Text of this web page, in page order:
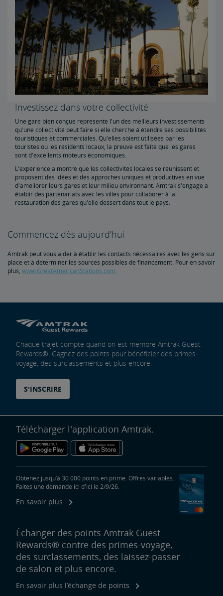
Département de police d'Amtrak
FOIA
Instructions for Submitting a FOIA Request
Travel Agent Resource Center
Agent de voyage d'affaires
Échanges et remboursements
Envoyer des éloges à un employé
Partenaires et alliances
Amtrak - Projets de marchés
Immobilier
Infrastructures municipales
Locations, Droits d'usage
Propriété
Planification d'événements spéciaux
Vente et location
Possibilités de publicité Amtrak
Coordonnées du service immobilier
Restauration de l'environnement
L'avenir des voies ferrées
Amtrak Airo
La prochaine génération d'Acela
Améliorations de l'infrastructure
Le Northeast Corridor
Portail des subventions d’Amtrak
Investissez dans votre collectivité
Une gare bien conçue représente l'un des meilleurs investissements
qu'une collectivité peut faire si elle cherche à étendre ses possibilités
touristiques et commerciales. Qu'elles soient utilisées par les
touristes ou les résidents locaux, la preuve est faite que les gares
sont d'excellents moteurs économiques.
L'expérience a montré que les collectivités locales se réunissent et
proposent des idées et des approches uniques et productives en vue
d'améliorer leurs gares et leur milieu environnant. Amtrak s'engage à
établir des partenariats avec les villes pour collaborer à la
restauration des gares qu'elle dessert dans tout le pays.
Commencez dès aujourd'hui
Amtrak peut vous aider à établir les contacts nécessaires avec les gens sur
place et à déterminer les sources possibles de financement. Pour en savoir
plus, www.GreatAmericanStations.com.
Chaque trajet compte quand on est membre Amtrak Guest
Rewards®. Gagnez des points pour bénéficier des primes-
voyage, des surclassements et plus encore.
S'INSCRIRE
Télécharger l'application Amtrak.
Obtenez jusqu’à 30 000 points en prime. Offres variables.
Faites une demande ici d'ici le 2/9/26.
En savoir plus
Échanger des points Amtrak Guest
Rewards® contre des primes-voyage,
des surclassements, des laissez-passer
de salon et plus encore.
En savoir plus l’échange de points